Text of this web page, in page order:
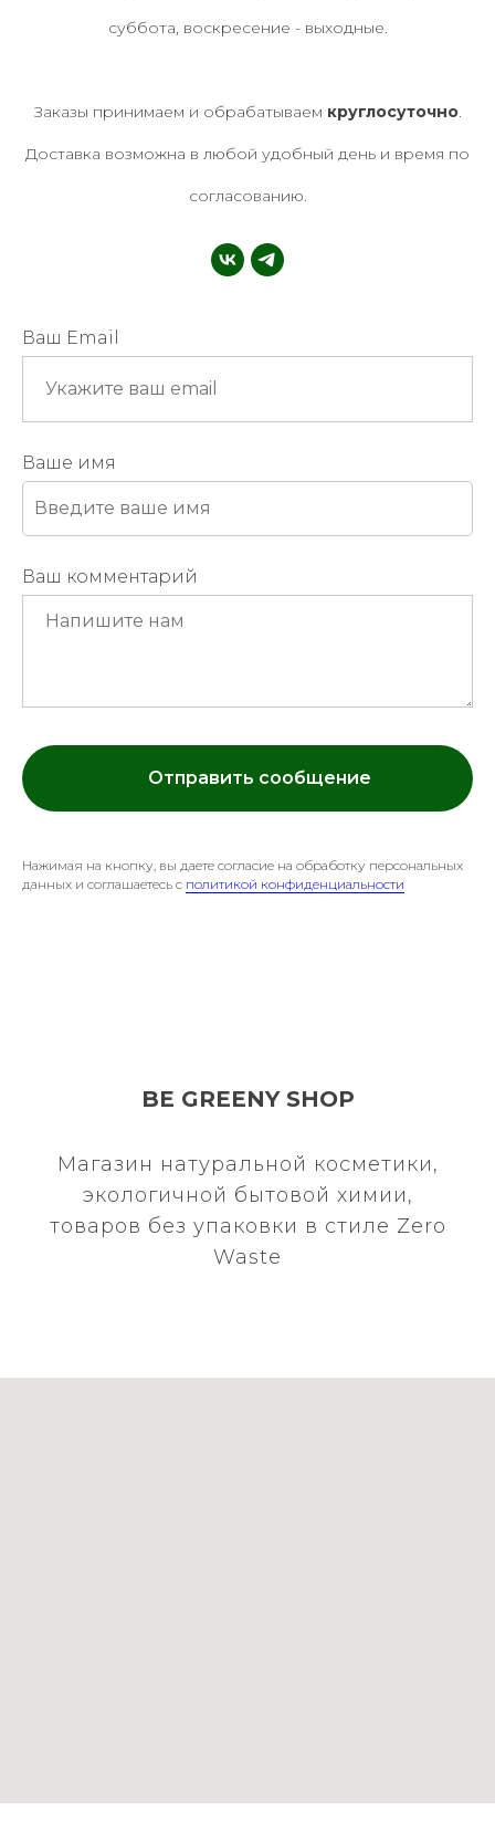
суббота, воскресение - выходные.
Заказы принимаем и обрабатываем круглосуточно.
Доставка возможна в любой удобный день и время по
согласованию.
Ваш Email
Ваше имя
Ваш комментарий
Отправить сообщение
Нажимая на кнопку, вы даете согласие на обработку персональных
данных и соглашаетесь c политикой конфиденциальности
BE GREENY SHOP
Магазин натуральной косметики,
экологичной бытовой химии,
товаров без упаковки в стиле Zero
Waste